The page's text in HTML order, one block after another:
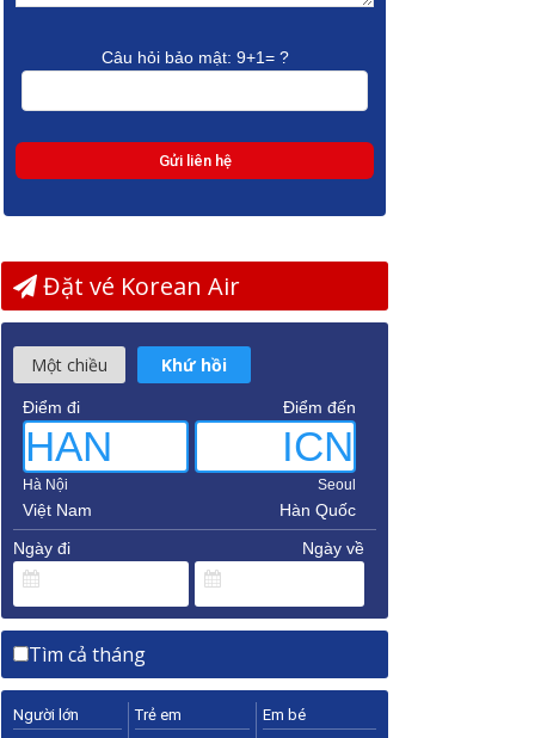
Câu hỏi bảo mật: 9+1= ?
Đặt vé Korean Air
Một chiều Khứ hồi
Điểm đi Điểm đến
HAN
Hà Nội
Việt Nam
ICN
Seoul
Hàn Quốc
Ngày đi
Ngày về
Tìm cả tháng
Người lớn Trẻ em Em bé